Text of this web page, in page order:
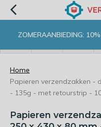
ZOMERAANBIEDING:
Home
Papieren verzendzakken -
- 135g - met retourstrip -
Papieren